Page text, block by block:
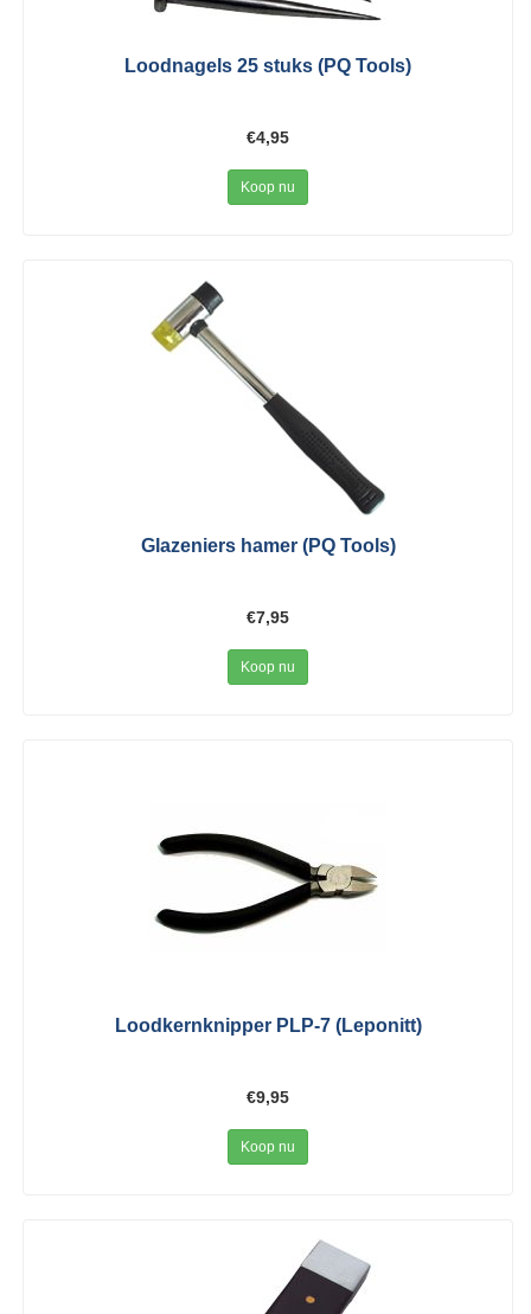
Loodnagels 25 stuks (PQ Tools)
€4,95
Koop nu
Glazeniers hamer (PQ Tools)
€7,95
Koop nu
Loodkernknipper PLP-7 (Leponitt)
€9,95
Koop nu